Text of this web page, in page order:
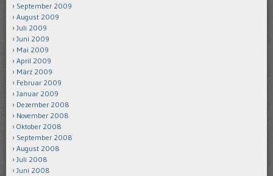
September 2009
August 2009
Juli 2009
Juni 2009
Mai 2009
April 2009
März 2009
Februar 2009
Januar 2009
Dezember 2008
November 2008
Oktober 2008
September 2008
August 2008
Juli 2008
Juni 2008